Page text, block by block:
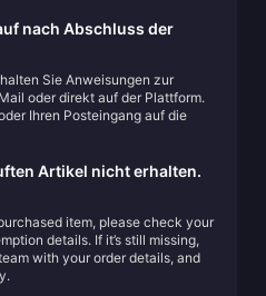
nach Abschluss der
Sie Anweisungen zur
oder direkt auf der Plattform.
Ihren Posteingang auf die
Artikel nicht erhalten.
item, please check your
details. If it’s still missing,
with your order details, and